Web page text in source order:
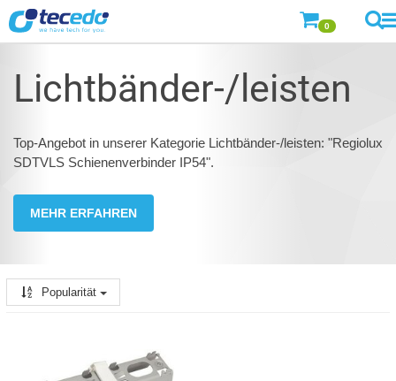
0
Lichtbänder-/leisten
Top-Angebot in unserer Kategorie Lichtbänder-/leisten: "Regiolux
SDTVLS Schienenverbinder IP54".
MEHR ERFAHREN
Popularität